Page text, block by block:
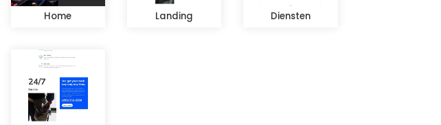
Home Landing Diensten